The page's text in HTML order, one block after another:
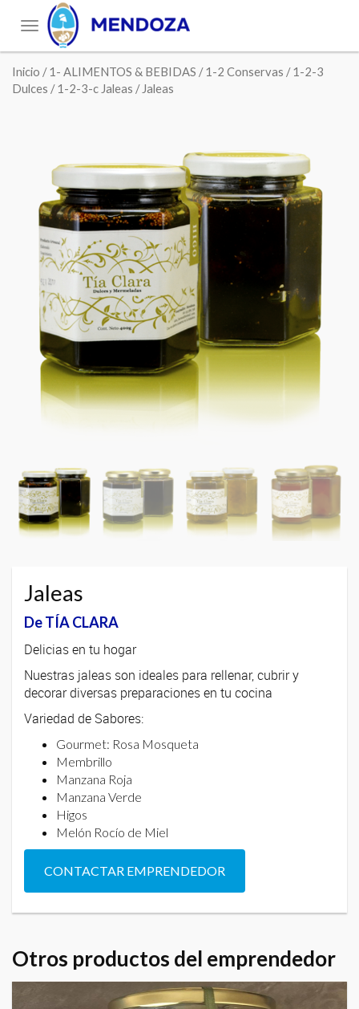
Toggle
navigation
Inicio /1- ALIMENTOS & BEBIDAS /1-2 Conservas /1-2-3
Dulces /1-2-3-c Jaleas / Jaleas
Jaleas
De TÍA CLARA
Delicias en tu hogar
Nuestras jaleas son ideales para rellenar, cubrir y
decorar diversas preparaciones en tu cocina
Variedad de Sabores:
Gourmet: Rosa Mosqueta
Membrillo
Manzana Roja
Manzana Verde
Higos
Melón Rocío de Miel
CONTACTAR EMPRENDEDOR
Otros productos del emprendedor